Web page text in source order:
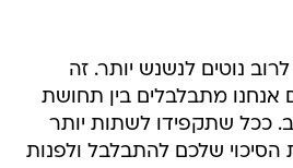
נוטים לנשנש יותר. זה
אנחנו מתבלבלים בין תחושת
ככל שתקפידו לשתות יותר
הסיכוי שלכם להתבלבל ולפנות